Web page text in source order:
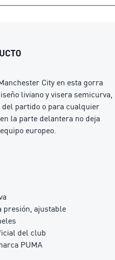
City en esta gorra
liviano y visera semicurva,
del partido o para cualquier
la parte delantera no deja
europeo.
presión, ajustable
del club
PUMA